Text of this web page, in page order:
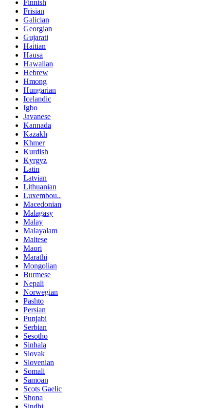
Finnish
Frisian
Galician
Georgian
Gujarati
Haitian
Hausa
Hawaiian
Hebrew
Hmong
Hungarian
Icelandic
Igbo
Javanese
Kannada
Kazakh
Khmer
Kurdish
Kyrgyz
Latin
Latvian
Lithuanian
Luxembou..
Macedonian
Malagasy
Malay
Malayalam
Maltese
Maori
Marathi
Mongolian
Burmese
Nepali
Norwegian
Pashto
Persian
Punjabi
Serbian
Sesotho
Sinhala
Slovak
Slovenian
Somali
Samoan
Scots Gaelic
Shona
Sindhi